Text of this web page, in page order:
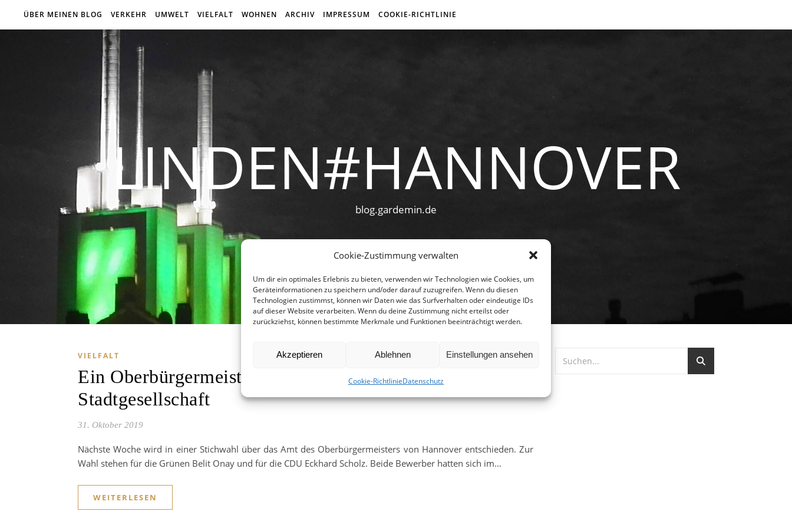
Cookie-Zustimmung verwalten
Um dir ein optimales Erlebnis zu bieten, verwenden wir Technologien wie Cookies, um
Geräteinformationen zu speichern und/oder darauf zuzugreifen. Wenn du diesen
Technologien zustimmst, können wir Daten wie das Surfverhalten oder eindeutige IDs
auf dieser Website verarbeiten. Wenn du deine Zustimmung nicht erteilst oder
zurückziehst, können bestimmte Merkmale und Funktionen beeinträchtigt werden.
Akzeptieren Ablehnen Einstellungen ansehen
Cookie-RichtlinieDatenschutz
ÜBER MEINEN BLOG VERKEHR UMWELT VIELFALT WOHNEN ARCHIV IMPRESSUM COOKIE-RICHTLINIE
LINDEN#HANNOVER
blog.gardemin.de
VIELFALT
Ein Oberbürgermeister für eine vielfältige
Stadtgesellschaft
31. Oktober 2019
Nächste Woche wird in einer Stichwahl über das Amt des Oberbürgermeisters von Hannover entschieden. Zur
Wahl stehen für die Grünen Belit Onay und für die CDU Eckhard Scholz. Beide Bewerber hatten sich im…
WEITERLESEN